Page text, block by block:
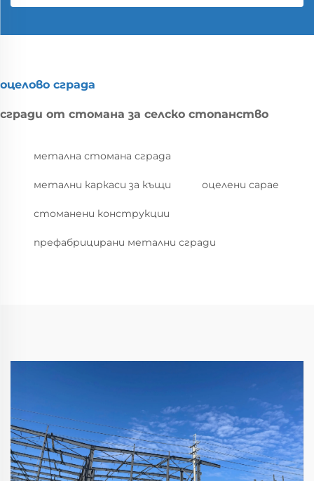
оцелово сграда
сгради от стомана за селско стопанство
метална стомана сграда
метални каркаси за къщи оцелени сарае
стоманени конструкции
префабрицирани метални сгради